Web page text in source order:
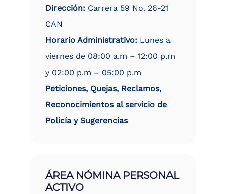
Dirección: Carrera 59 No. 26-21
CAN
Horario Administrativo: Lunes a
viernes de 08:00 a.m – 12:00 p.m
y 02:00 p.m – 05:00 p.m
Peticiones, Quejas, Reclamos,
Reconocimientos al servicio de
Policía y Sugerencias
ÁREA NÓMINA PERSONAL
ACTIVO